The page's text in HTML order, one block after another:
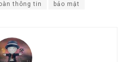
thông tin bảo mật